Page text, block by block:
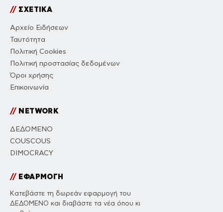
//ΣΧΕΤΙΚΑ
Αρχείο Ειδήσεων
Ταυτότητα
Πολιτική Cookies
Πολιτική προστασίας δεδομένων
Όροι χρήσης
Επικοινωνία
//NETWORK
ΔΕΔΟΜΕΝΟ
COUSCOUS
DIMOCRACY
//ΕΦΑΡΜΟΓΗ
Κατεβάστε τη δωρεάν εφαρμογή του
ΔΕΔΟΜΕΝΟ και διαβάστε τα νέα όπου κι